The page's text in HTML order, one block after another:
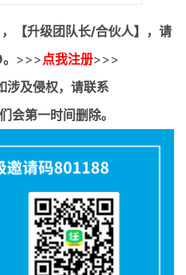
【升级团队长/合伙人】，请
>>> 点我注册>>>
涉及侵权，请联系
第一时间删除。